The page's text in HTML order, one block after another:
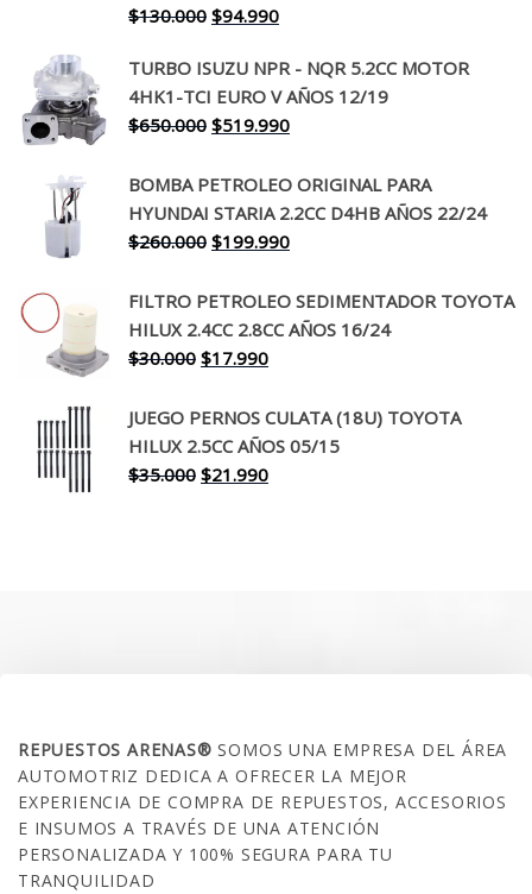
$130.000 El
original
era:
$130.000.
$94.990El
actual
es:
$94.990.
TURBO ISUZU NPR - NQR 5.2CC MOTOR
4HK1-TCI EURO V AÑOS 12/19
$650.000 El
original
era:
$650.000.
$519.990El
actual
es:
$519.990.
BOMBA PETROLEO ORIGINAL PARA
HYUNDAI STARIA 2.2CC D4HB AÑOS 22/24
$260.000 El
original
era:
$260.000.
$199.990El
actual
es:
FILTRO PETROLEO SEDIMENTADOR TOYOTA
HILUX 2.4CC 2.8CC AÑOS 16/24
$30.000 El
original
era:
$30.000.
$17.990El
actual
es:
$17.990.
JUEGO PERNOS CULATA (18U) TOYOTA
HILUX 2.5CC AÑOS 05/15
$35.000 El
$21.990El
REPUESTOS ARENAS®SOMOS UNA EMPRESA DEL ÁREA
AUTOMOTRIZ DEDICA A OFRECER LA MEJOR
EXPERIENCIA DE COMPRA DE REPUESTOS, ACCESORIOS
E INSUMOS A TRAVÉS DE UNA ATENCIÓN
PERSONALIZADA Y 100% SEGURA PARA TU
TRANQUILIDAD